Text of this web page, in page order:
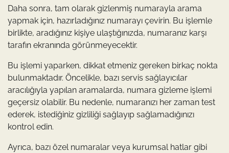
Daha sonra, tam olarak gizlenmiş numarayla arama
yapmak için, hazırladığınız numarayı çevirin. Bu işlemle
birlikte, aradığınız kişiye ulaştığınızda, numaranız karşı
tarafın ekranında görünmeyecektir.
Bu işlemi yaparken, dikkat etmeniz gereken birkaç nokta
bulunmaktadır. Öncelikle, bazı servis sağlayıcılar
aracılığıyla yapılan aramalarda, numara gizleme işlemi
geçersiz olabilir. Bu nedenle, numaranızı her zaman test
ederek, istediğiniz gizliliği sağlayıp sağlamadığınızı
kontrol edin.
Ayrıca, bazı özel numaralar veya kurumsal hatlar gibi